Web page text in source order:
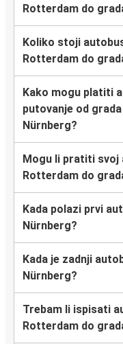
Rotterdam do
Koliko stoji
Rotterdam do
Kako mogu platiti
putovanje od
Nürnberg?
Mogu li pratiti svoj
Rotterdam do
Kada polazi prvi
Nürnberg?
Kada je zadnji
Nürnberg?
Trebam li ispisati
Rotterdam do